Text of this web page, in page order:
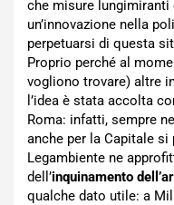
che misure lungimiranti
un’innovazione nella
perpetuarsi di questa
Proprio perché al
vogliono trovare) altre
l’idea è stata accolta
Roma: infatti, sempre
anche per la Capitale si
Legambiente ne
dell’inquinamento
qualche dato utile: a